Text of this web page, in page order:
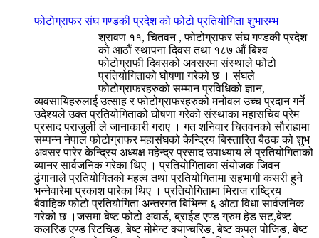
फोटोग्राफर संघ गण्डकी प्रदेश को फोटो प्रतियोगिता शुभारम्भ
श्रावण ११, चितवन , फोटोग्राफर संघ गण्डकी प्रदेश
को आठौं स्थापना दिवस तथा १८७ औं बिश्व
फोटोग्राफी दिवसको अवसरमा संस्थाले फोटो
प्रतियोगिताको घोषणा गरेको छ । संघले
फोटोग्राफरहरुको सम्मान प्रविधिको ज्ञान,
व्यवसायिहरुलाई उत्साह र फोटोग्राफरहरुको मनोवल उच्च प्रदान गर्ने
उदेश्यले उक्त प्रतियोगिताको घोषणा गरेको संस्थाका महासचिव प्रेम
प्रसाद पराजुली ले जानाकारी गराए । गत शनिवार चितवनको सौराहामा
सम्पन्न नेपाल फोटोग्राफर महासंघको केन्द्रिय बिस्तारित बैठक को शुभ
अवसर पारेर केन्द्रिय अध्यक्ष महेन्द्र प्रसाद उपाध्याय ले प्रतियोगिताको
ब्यानर सार्वजनिक गरेका थिए । प्रतियोगिताका संयोजक जिवन
ढुंगानाले प्रतियोगितको महत्व तथा प्रतियोगितामा सहभागी कसरी हुने
भन्नेवारेमा प्रकाश पारेका थिए । प्रतियोगितामा मिराज राष्ट्रिय
बैवाहिक फोटो प्रतियोगिता अन्तरगत बिभिन्न ६ ओटा विधा सार्वजनिक
गरेको छ ।जसमा बेष्ट फोटो अवार्ड, ब्राईड एण्ड ग्रुम हेड सट,बेष्ट
कलरिङ एण्ड रिटचिङ, बेष्ट मोमेन्ट क्याप्चरिङ, बेष्ट कपल पोजिङ, बेष्ट